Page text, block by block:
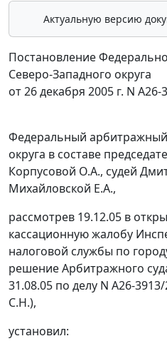
Актуальную версию
Постановление
Северо-Западного округа
от 26 декабря 2005 г. N
Федеральный арбитражный
округа в составе
Корпусовой О.А., судей
Михайловской Е.А.,
рассмотрев 19.12.05 в
кассационную жалобу
налоговой службы по
решение Арбитражного
31.08.05 по делу N А26-
С.Н.),
установил: